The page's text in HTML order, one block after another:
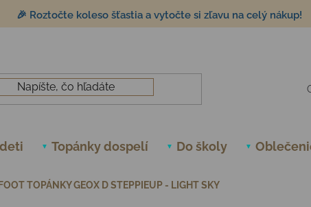
🎉 Roztočte koleso šťastia a vytočte si zľavu na celý nákup!
Topánky dospelí Do školy
TOPÁNKY GEOX D STEPPIEUP - LIGHT SKY